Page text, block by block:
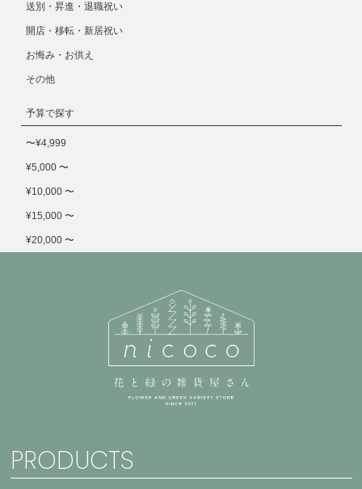
送別・昇進・退職祝い
開店・移転・新居祝い
お悔み・お供え
その他
予算で探す
〜¥4,999
¥5,000 〜
¥10,000 〜
¥15,000 〜
¥20,000 〜
PRODUCTS